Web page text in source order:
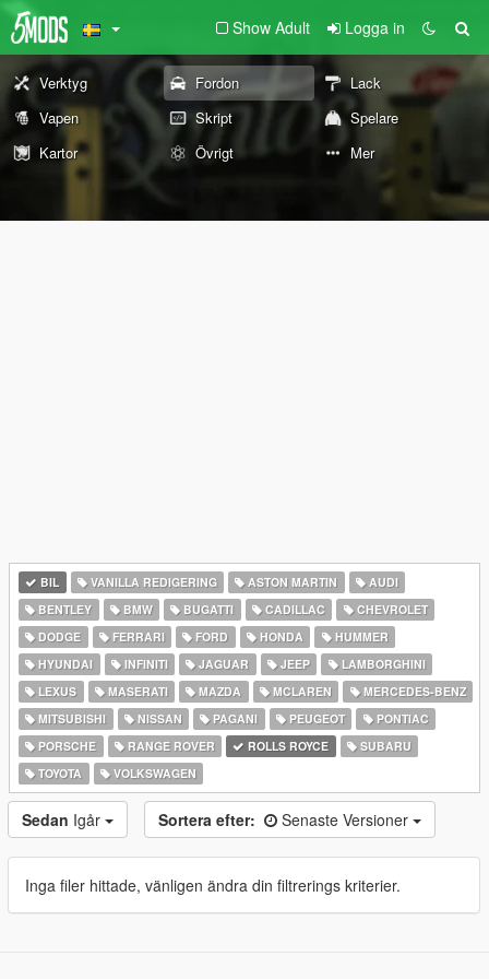
Show Adult Logga in
Verktyg Fordon
Lack
Vapen
Skript
Spelare
Kartor
Övrigt Mer
BIL VANILLA REDIGERING ASTON MARTIN
AUDI
BENTLEY
BMW BUGATTI CADILLAC
CHEVROLET
DODGE
FERRARI FORD HONDA
HUMMER
HYUNDAI
INFINITI JAGUAR JEEP
LAMBORGHINI
LEXUS
MASERATI MAZDA MCLAREN
MERCEDES-BENZ
MITSUBISHI
NISSAN PAGANI PEUGEOT
PONTIAC
PORSCHE
RANGE ROVER ROLLS ROYCE
SUBARU
TOYOTA
VOLKSWAGEN
Sedan Igår Sortera efter: Senaste Versioner
Inga filer hittade, vänligen ändra din filtrerings kriterier.